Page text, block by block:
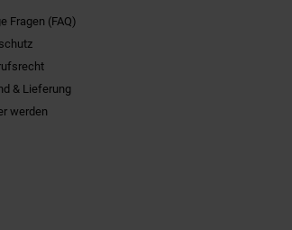
Fragen (FAQ)
& Lieferung
werden